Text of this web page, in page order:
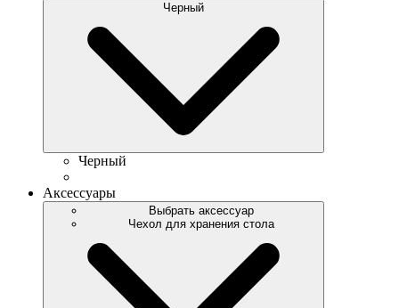
Черный
Черный
Аксессуары
Выбрать аксессуар
Чехол для хранения стола